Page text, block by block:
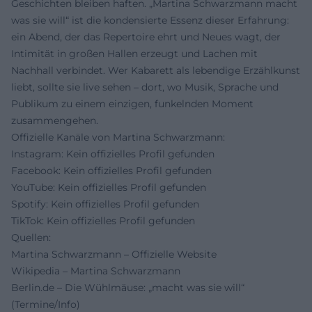
Geschichten bleiben haften. „Martina Schwarzmann macht
was sie will“ ist die kondensierte Essenz dieser Erfahrung:
ein Abend, der das Repertoire ehrt und Neues wagt, der
Intimität in großen Hallen erzeugt und Lachen mit
Nachhall verbindet. Wer Kabarett als lebendige Erzählkunst
liebt, sollte sie live sehen – dort, wo Musik, Sprache und
Publikum zu einem einzigen, funkelnden Moment
zusammengehen.
Offizielle Kanäle von Martina Schwarzmann:
Instagram: Kein offizielles Profil gefunden
Facebook: Kein offizielles Profil gefunden
YouTube: Kein offizielles Profil gefunden
Spotify: Kein offizielles Profil gefunden
TikTok: Kein offizielles Profil gefunden
Quellen:
Martina Schwarzmann – Offizielle Website
Wikipedia – Martina Schwarzmann
Berlin.de – Die Wühlmäuse: „macht was sie will“
(Termine/Info)